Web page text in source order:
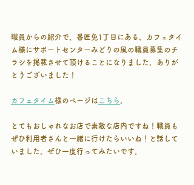
職員からの紹介で、番匠免1丁目にある、カフェタイ
ム様にサポートセンターみどりの風の職員募集のチ
ラシを掲載させて頂けることになりました。ありが
とうございました！
カフェタイム様のページは こちら
とてもおしゃれなお店で素敵な店内ですね！職員も
ぜひ利用者さんと一緒に行けたらいいね！と話して
いました。ぜひ一度行ってみたいです。